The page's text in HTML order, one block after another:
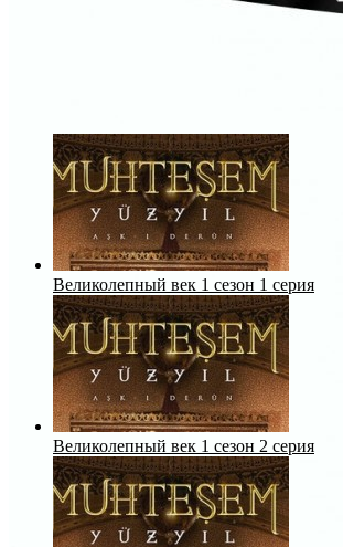
Великолепный век 1 сезон 1 серия
Великолепный век 1 сезон 2 серия